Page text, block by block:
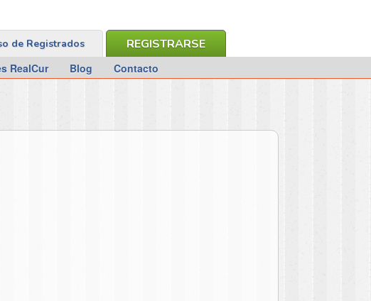
REGISTRARSE
de Registrados
RealCur Blog Contacto